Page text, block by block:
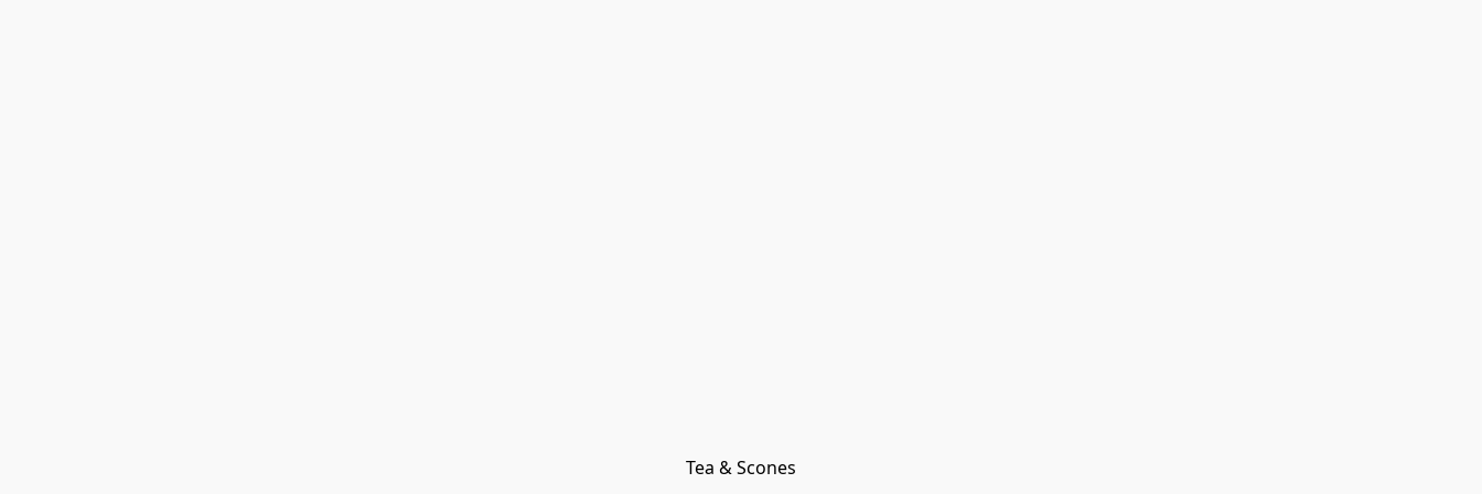
Tea & Scones